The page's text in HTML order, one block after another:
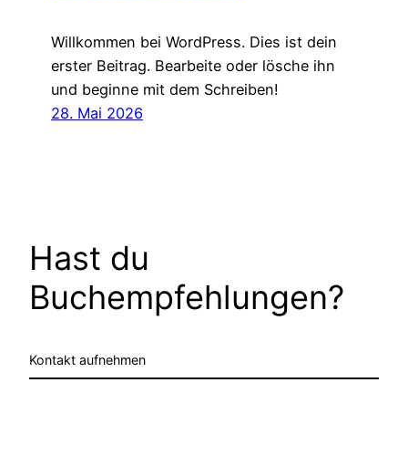
Willkommen bei WordPress. Dies ist dein
erster Beitrag. Bearbeite oder lösche ihn
und beginne mit dem Schreiben!
28. Mai 2026
Hast du
Buchempfehlungen?
Kontakt aufnehmen